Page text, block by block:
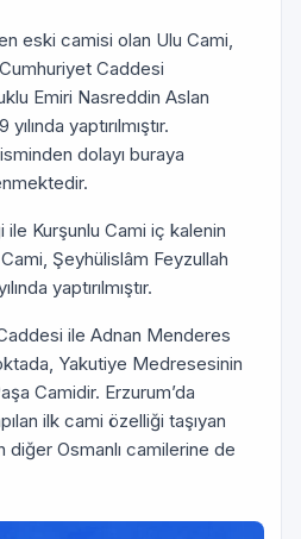
eski camisi olan Ulu Cami,
Caddesi
Emiri Nasreddin Aslan
yaptırılmıştır.
dolayı buraya
Kurşunlu Cami iç kalenin
Şeyhülislâm Feyzullah
yaptı­rılmıştır.
ile Adnan Menderes
Yakutiye Medresesinin
Camidir. Erzu­rum’da
ilk cami özelliği taşıyan
diğer Osmanlı camilerine de